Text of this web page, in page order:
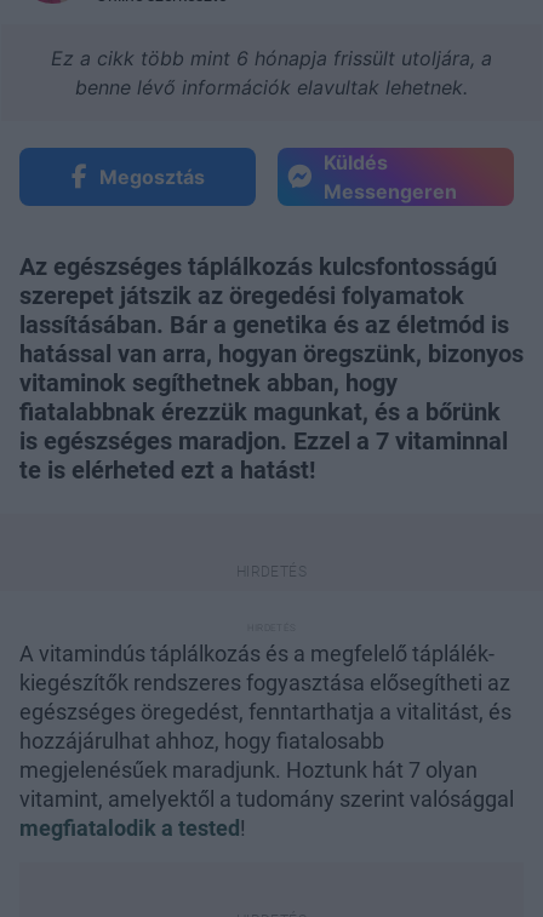
Ez a cikk több mint 6 hónapja frissült utoljára, a
benne lévő információk elavultak lehetnek.
Megosztás
Küldés
Messengeren
Az egészséges táplálkozás kulcsfontosságú
szerepet játszik az öregedési folyamatok
lassításában. Bár a genetika és az életmód is
hatással van arra, hogyan öregszünk, bizonyos
vitaminok segíthetnek abban, hogy
fiatalabbnak érezzük magunkat, és a bőrünk
is egészséges maradjon. Ezzel a 7 vitaminnal
te is elérheted ezt a hatást!
A vitamindús táplálkozás és a megfelelő táplálék-
kiegészítők rendszeres fogyasztása elősegítheti az
egészséges öregedést, fenntarthatja a vitalitást, és
hozzájárulhat ahhoz, hogy fiatalosabb
megjelenésűek maradjunk. Hoztunk hát 7 olyan
vitamint, amelyektől a tudomány szerint valósággal
megfiatalodik a tested!